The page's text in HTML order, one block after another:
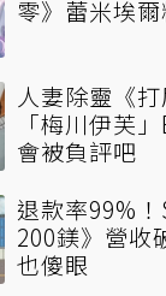
零》蕾米埃
人妻除靈《
「梅川伊芙
會被負評吧
退款率99%
200鎂》營收
也傻眼